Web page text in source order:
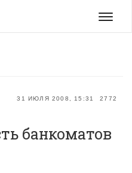
Меню
31 ИЮЛЯ 2008, 15:31 2772
банкоматов